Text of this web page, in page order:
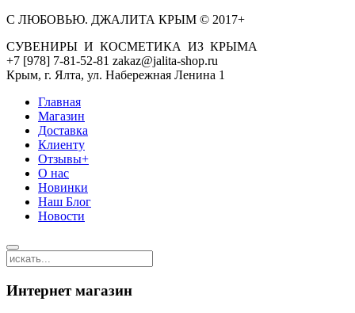
С ЛЮБОВЬЮ. ДЖАЛИТА КРЫМ © 2017+
СУВЕНИРЫ И КОСМЕТИКА ИЗ КРЫМА
+7 [978] 7-81-52-81 zakaz@jalita-shop.ru
Крым, г. Ялта, ул. Набережная Ленина 1
Главная
Магазин
Доставка
Клиенту
Отзывы+
О нас
Новинки
Наш Блог
Новости
Интернет магазин